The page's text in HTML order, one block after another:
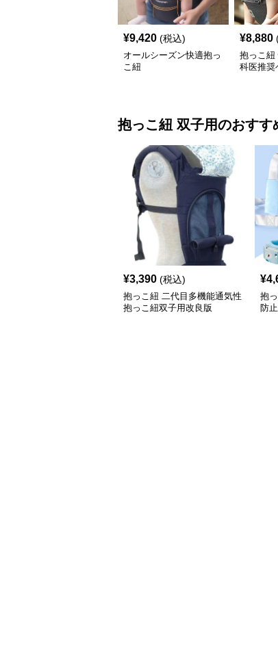
¥9,420 (税込)
オールシーズン快適抱っ
こ紐
¥8,880
抱っこ紐
科医推奨
抱っこ紐 双子用のおすす
¥3,390 (税込)
抱っこ紐 二代目多機能通気性
抱っこ紐双子用改良版
¥
抱
防